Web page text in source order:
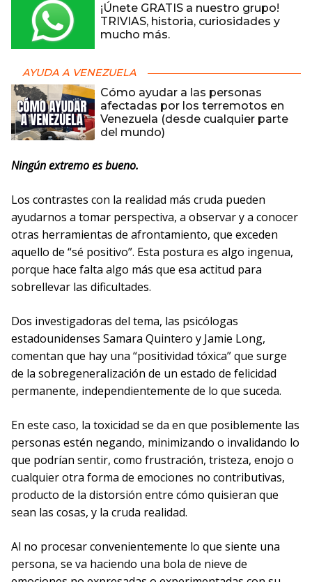
¡Únete GRATIS a nuestro grupo!
TRIVIAS, historia, curiosidades y
mucho más.
AYUDA A VENEZUELA
Cómo ayudar a las personas
afectadas por los terremotos en
Venezuela (desde cualquier parte
del mundo)
Ningún extremo es bueno.
Los contrastes con la realidad más cruda pueden
ayudarnos a tomar perspectiva, a observar y a conocer
otras herramientas de afrontamiento, que exceden
aquello de “sé positivo”. Esta postura es algo ingenua,
porque hace falta algo más que esa actitud para
sobrellevar las dificultades.
Dos investigadoras del tema, las psicólogas
estadounidenses Samara Quintero y Jamie Long,
comentan que hay una “positividad tóxica” que surge
de la sobregeneralización de un estado de felicidad
permanente, independientemente de lo que suceda.
En este caso, la toxicidad se da en que posiblemente las
personas estén negando, minimizando o invalidando lo
que podrían sentir, como frustración, tristeza, enojo o
cualquier otra forma de emociones no contributivas,
producto de la distorsión entre cómo quisieran que
sean las cosas, y la cruda realidad.
Al no procesar convenientemente lo que siente una
persona, se va haciendo una bola de nieve de